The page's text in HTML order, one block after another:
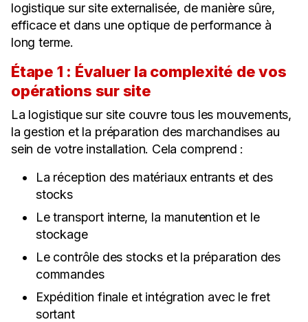
logistique sur site externalisée, de manière sûre,
efficace et dans une optique de performance à
long terme.
Étape 1 : Évaluer la complexité de vos
opérations sur site
La logistique sur site couvre tous les mouvements,
la gestion et la préparation des marchandises au
sein de votre installation. Cela comprend :
La réception des matériaux entrants et des
stocks
Le transport interne, la manutention et le
stockage
Le contrôle des stocks et la préparation des
commandes
Expédition finale et intégration avec le fret
sortant